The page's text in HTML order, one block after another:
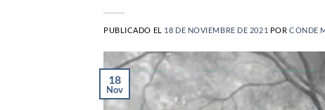
PUBLICADO EL 18 DE NOVIEMBRE DE 2021 POR CONDE
18
Nov